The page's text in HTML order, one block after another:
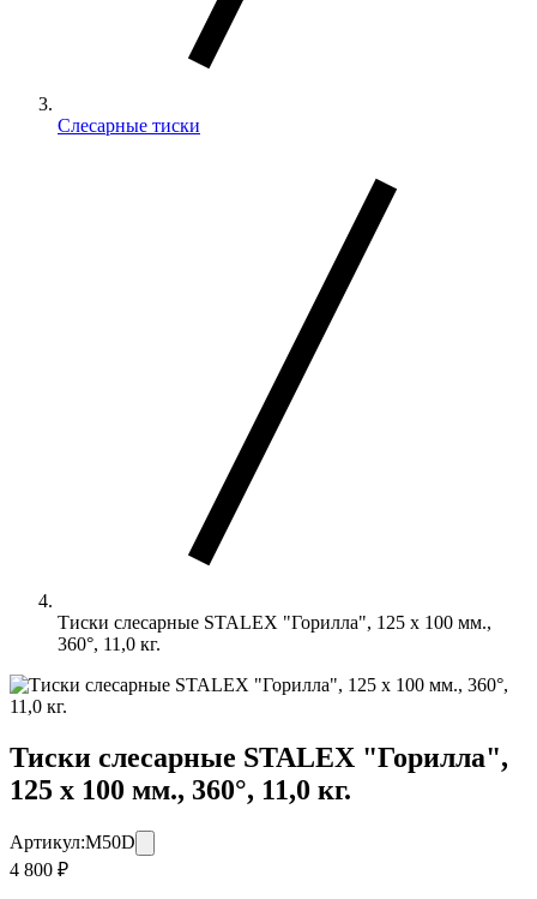
Слесарные тиски
Тиски слесарные STALEX "Горилла", 125 х 100 мм.,
360°, 11,0 кг.
Тиски слесарные STALEX "Горилла",
125 х 100 мм., 360°, 11,0 кг.
Артикул:M50D
4 800 ₽